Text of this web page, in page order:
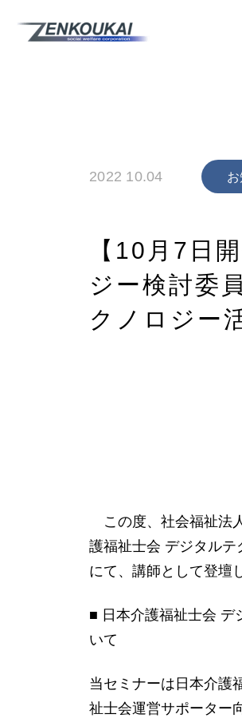
2022 10.04
【10月7日
ジー検討委
クノロジー
この度、社会福祉法
護福祉士会 デジタルテ
にて、講師として登壇
■ 日本介護福祉士会 デ
いて
当セミナーは日本介護
祉士会運営サポーター